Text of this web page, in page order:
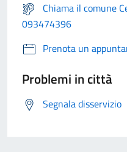
Chiama il comune
093474396
Prenota un
Problemi in città
Segnala disservizio